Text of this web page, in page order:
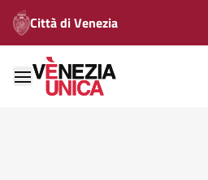
Città di Venezia